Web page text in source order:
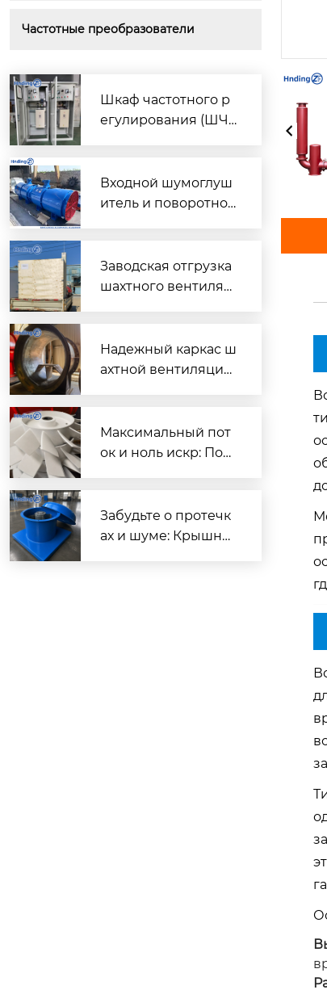
Частотные преобразователи
Шкаф частотного р
егулирования (ШЧ
ext{ кВт}$
Входной шумоглуш
итель и поворотно-
вентилятора главно
го проветривания
Заводская отгрузка
шахтного вентилят
его объекта в Казах
стане
Надежный каркас ш
ахтной вентиляции:
DK
Максимальный пот
ок и ноль искр: Пош
шахтной вентиляци
и
Забудьте о протечк
ах и шуме: Крышны